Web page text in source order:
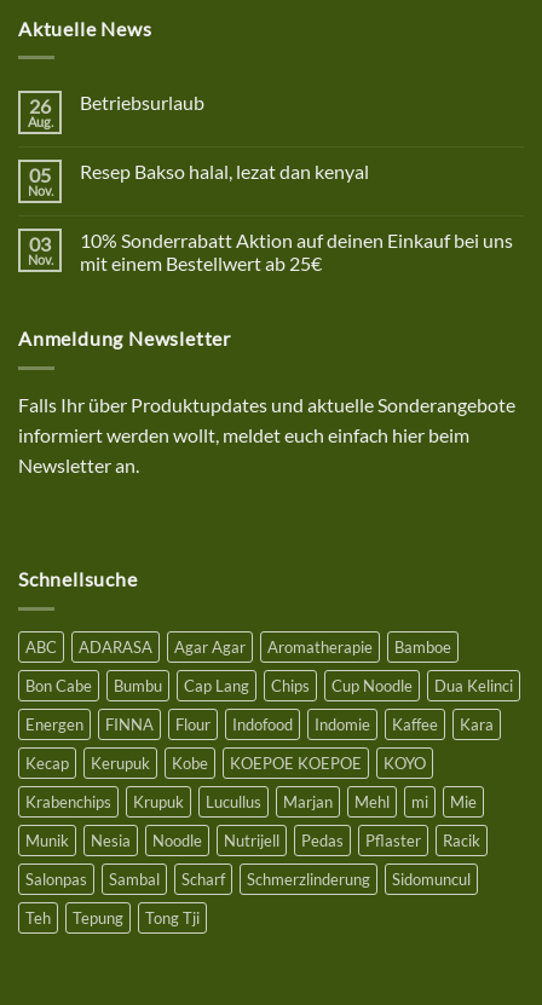
Aktuelle News
26
Aug.
Betriebsurlaub
Betriebsurlaub
05
Nov.
Resep Bakso halal, lezat dan kenyal
Resep
Bakso
halal,
03
Nov.
10% Sonderrabatt Aktion auf deinen Einkauf bei uns
mit einem Bestellwert ab 25€
10%
Sonderrabatt
deinen
Einkauf
uns
mit
einem
Anmeldung Newsletter
Falls Ihr über Produktupdates und aktuelle Sonderangebote
informiert werden wollt, meldet euch einfach hier beim
Newsletter an.
Schnellsuche
ABC ADARASA Agar Agar Aromatherapie
Bamboe
Bon Cabe
Bumbu Cap Lang Chips Cup Noodle
Dua Kelinci
Energen
FINNA Flour Indofood Indomie Kaffee
Kara
Kecap
Kerupuk Kobe KOEPOE KOEPOE
KOYO
Krabenchips
Krupuk Lucullus Marjan Mehl mi
Mie
Munik
Nesia Noodle Nutrijell Pedas Pflaster
Racik
Salonpas
Sambal Scharf Schmerzlinderung
Sidomuncul
Teh
Tepung Tong Tji